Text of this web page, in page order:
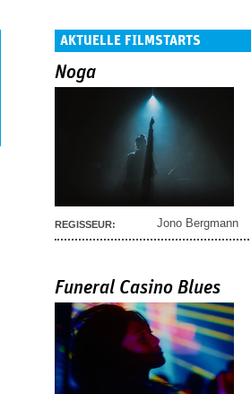
AKTUELLE FILMSTARTS
Noga
REGISSEUR: Jono Bergmann
Funeral Casino Blues